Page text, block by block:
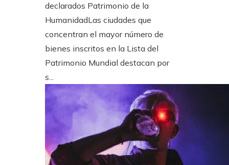
declarados Patrimonio de la
HumanidadLas ciudades que
concentran el mayor número de
bienes inscritos en la Lista del
Patrimonio Mundial destacan por
s...